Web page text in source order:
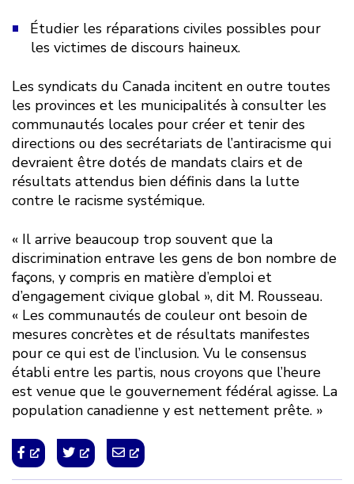
Étudier les réparations civiles possibles pour
les victimes de discours haineux.
Les syndicats du Canada incitent en outre toutes
les provinces et les municipalités à consulter les
communautés locales pour créer et tenir des
directions ou des secrétariats de l’antiracisme qui
devraient être dotés de mandats clairs et de
résultats attendus bien définis dans la lutte
contre le racisme systémique.
« Il arrive beaucoup trop souvent que la
discrimination entrave les gens de bon nombre de
façons, y compris en matière d’emploi et
d’engagement civique global », dit M. Rousseau.
« Les communautés de couleur ont besoin de
mesures concrètes et de résultats manifestes
pour ce qui est de l’inclusion. Vu le consensus
établi entre les partis, nous croyons que l’heure
est venue que le gouvernement fédéral agisse. La
population canadienne y est nettement prête. »